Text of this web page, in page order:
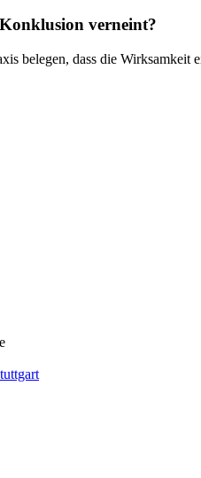
verneint?
belegen, dass die